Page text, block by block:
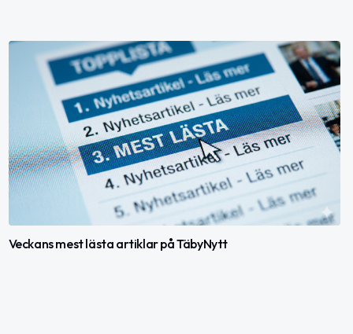
Veckans mest lästa artiklar på TäbyNytt